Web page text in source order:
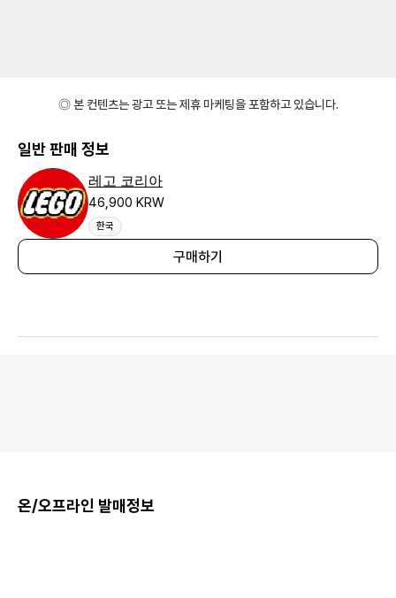
◎ 본 컨텐츠는 광고 또는 제휴 마케팅을 포함하고 있습니다.
일반 판매 정보
레고 코리아
46,900 KRW
한국
구매하기
온/오프라인 발매정보